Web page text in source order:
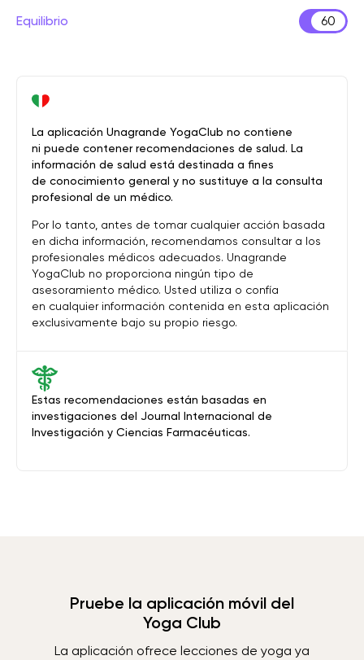
Equilibrio 60
Estas recomendaciones están basadas en
investigaciones del Journal Internacional de
Investigación y Ciencias Farmacéuticas.
La aplicación Unagrande YogaClub no contiene
ni puede contener recomendaciones de salud. La
información de salud está destinada a fines
de conocimiento general y no sustituye a la consulta
profesional de un médico.
Por lo tanto, antes de tomar cualquier acción basada
en dicha información, recomendamos consultar a los
profesionales médicos adecuados. Unagrande
YogaClub no proporciona ningún tipo de
asesoramiento médico. Usted utiliza o confía
en cualquier información contenida en esta aplicación
exclusivamente bajo su propio riesgo.
Pruebe la aplicación móvil del
Yoga Club
La aplicación ofrece lecciones de yoga ya